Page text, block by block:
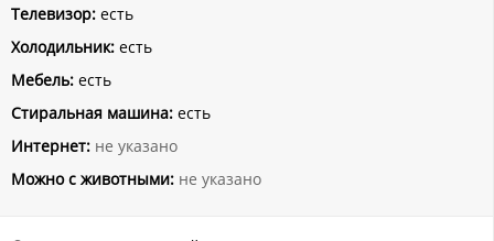
Телевизор: есть
Холодильник: есть
Мебель: есть
Стиральная машина: есть
Интернет: не указано
Можно с животными: не указано